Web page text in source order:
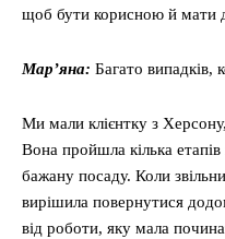
щоб бути корисною й мати
Мар’яна: Багато випадків,
Ми мали клієнтку з
Вона пройшла кілька
бажану посаду. Коли
вирішила повернутися
від роботи, яку мала